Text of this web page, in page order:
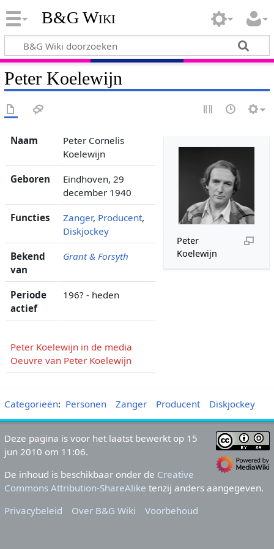
B&G Wiki
Peter Koelewijn
Peter
Koelewijn
Naam
Peter Cornelis
Koelewijn
Geboren
Eindhoven, 29
december 1940
Functies Zanger, Producent,
Diskjockey
Bekend
van
Grant & Forsyth
Periode
actief
196? - heden
Peter Koelewijn in de media
Oeuvre van Peter Koelewijn
Categorieën: Personen Zanger Producent Diskjockey
Deze pagina is voor het laatst bewerkt op 15
jun 2010 om 11:06.
De inhoud is beschikbaar onder de Creative
Commons Attribution-ShareAlike tenzij anders aangegeven.
Privacybeleid
Over B&G Wiki Voorbehoud